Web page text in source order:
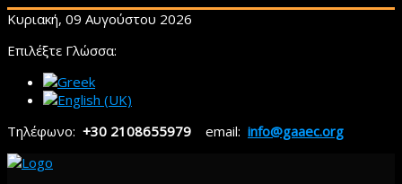
Κυριακή, 09 Αυγούστου 2026
Επιλέξτε Γλώσσα:
Τηλέφωνο: +30 2108655979 email: info@gaaec.org